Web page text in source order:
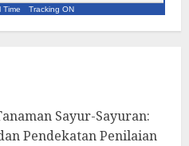
Time Tracking ON
Sayur-Sayuran:
Pendekatan Penilaian